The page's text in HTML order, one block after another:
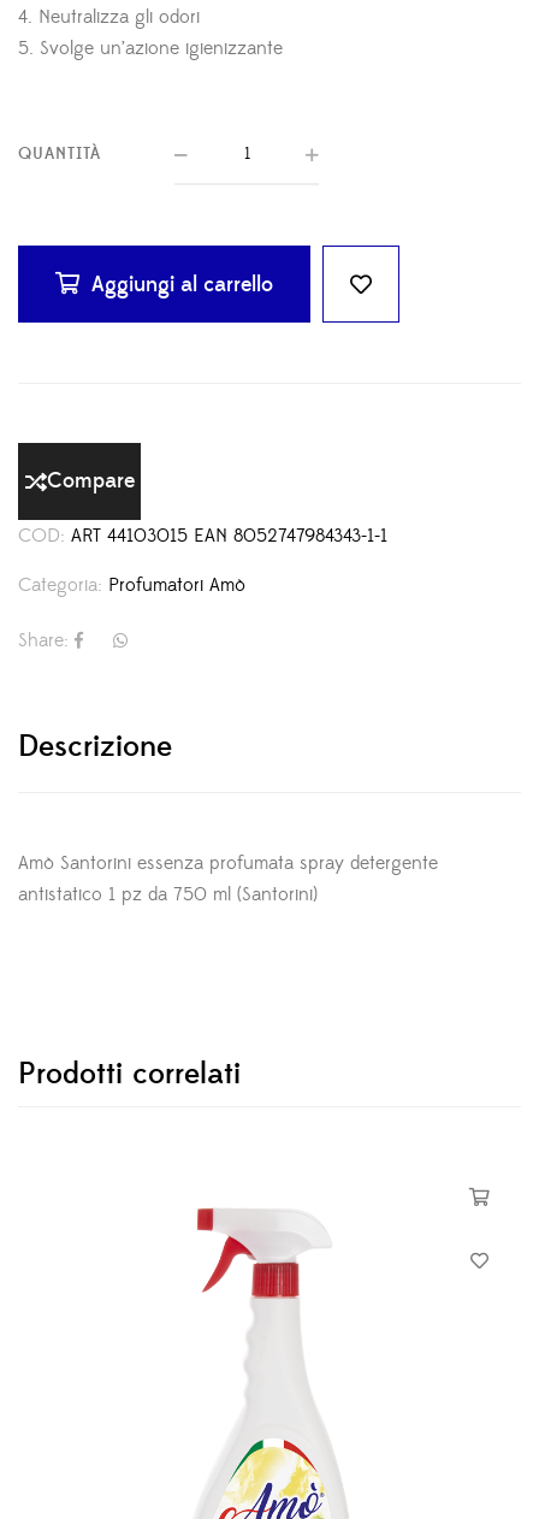
4. Neutralizza gli odori
5. Svolge un’azione igienizzante
QUANTITÀ
Aggiungi al carrello
Compare
COD: ART 44103015 EAN 8052747984343-1-1
Categoria: Profumatori Amò
Share:
Descrizione
Amò Santorini essenza profumata spray detergente
antistatico 1 pz da 750 ml (Santorini)
Prodotti correlati